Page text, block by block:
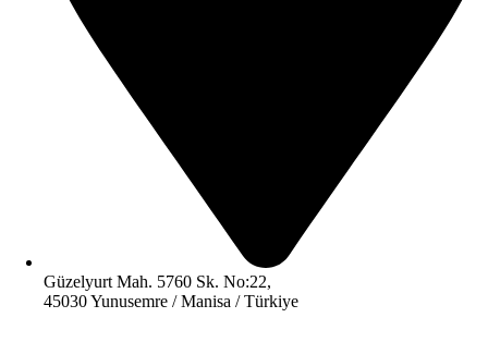
Güzelyurt Mah. 5760 Sk. No:22,
45030 Yunusemre / Manisa / Türkiye